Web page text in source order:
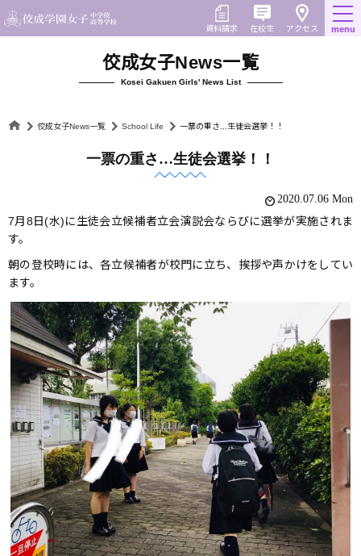
to
content
アクセス
在校生
資料請求 menu
佼成女子News一覧
Kosei Gakuen Girls' News List
佼成女子News一覧 School Life 一票の重さ...生徒会選挙！！
一票の重さ…生徒会選挙！！
2020.07.06 Mon
7月8日(水)に生徒会立候補者立会演説会ならびに選挙が実施されま
す。
朝の登校時には、各立候補者が校門に立ち、挨拶や声かけをしてい
ます。